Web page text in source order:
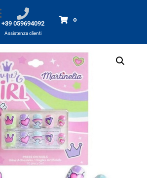
+39 059694092
Assistenza clienti
0
MARTINELIA unghie best friends